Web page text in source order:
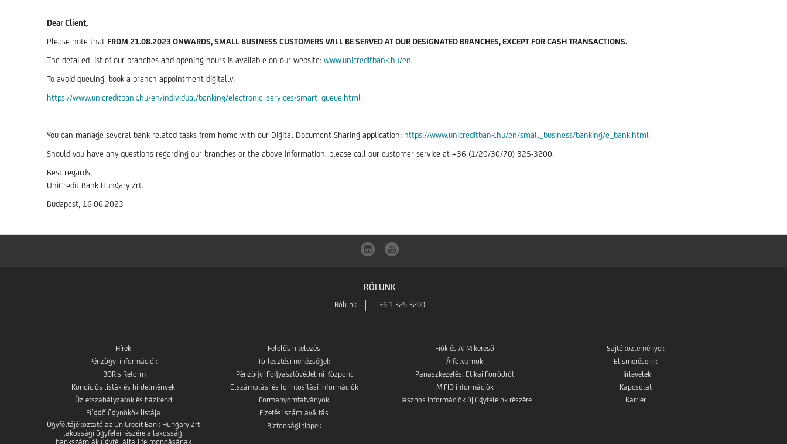
Dear Client,
Please note that FROM 21.08.2023 ONWARDS, SMALL BUSINESS CUSTOMERS WILL BE SERVED AT OUR DESIGNATED BRANCHES, EXCEPT FOR CASH TRANSACTIONS.
The detailed list of our branches and opening hours is available on our website: www.unicreditbank.hu/en.
To avoid queuing, book a branch appointment digitally:
https://www.unicreditbank.hu/en/individual/banking/electronic_services/smart_queue.html
You can manage several bank-related tasks from home with our Digital Document Sharing application: https://www.unicreditbank.hu/en/small_business/banking/e_bank.html
Should you have any questions regarding our branches or the above information, please call our customer service at +36 (1/20/30/70) 325-3200.
Best regards,
UniCredit Bank Hungary Zrt.
Budapest, 16.06.2023
RÓLUNK
Rólunk +36 1 325 3200
Hírek
Pénzügyi információk
IBOR’s Reform
Kondíciós listák és hirdetmények
Üzletszabályzatok és házirend
Függő ügynökök listája
Ügyféltájékoztató az UniCredit Bank Hungary Zrt
lakossági ügyfelei részére a lakossági
bankszámlák ügyfél általi felmondásának
Felelős hitelezés
Törlesztési nehézségek
Pénzügyi Fogyasztóvédelmi Központ
Elszámolási és forintosítási információk
Formanyomtatványok
Fizetési számlaváltás
Biztonsági tippek
Fiók és ATM kereső
Árfolyamok
Panaszkezelés, Etikai Forródrót
MiFID információk
Hasznos információk új ügyfeleink részére
Sajtóközlemények
Elismeréseink
Hírlevelek
Kapcsolat
Karrier